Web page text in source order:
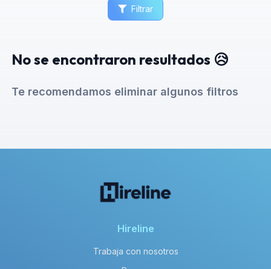
Filtrar
No se encontraron resultados 😥
Te recomendamos eliminar algunos filtros
Hireline
Trabaja con nosotros